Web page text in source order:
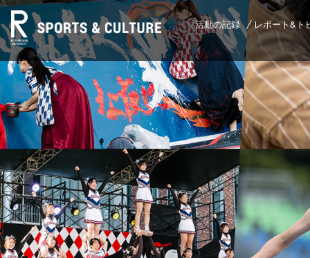
活動の記録 レポート&ト